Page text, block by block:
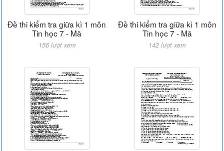
Đề thi kiểm tra giữa kì 1 môn
Tin học 7 - Mã
156 lượt xem
Đề thi kiểm tra giữa kì 1 môn
Tin học 7 - Mã
142 lượt xem